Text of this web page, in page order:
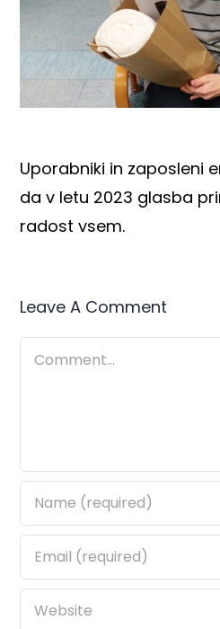
Uporabniki in zaposleni
da v letu 2023 glasba
radost vsem.
Leave A Comment
Comment